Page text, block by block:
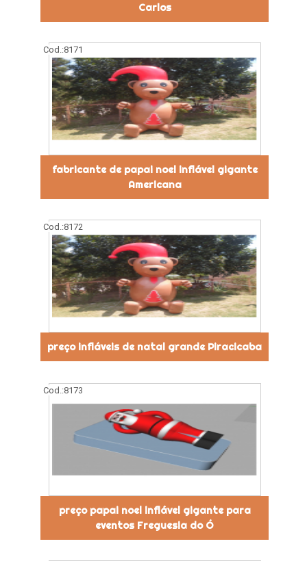
Carlos
Cod.:8171
fabricante de papai noel inflável gigante
Americana
Cod.:8172
preço infláveis de natal grande Piracicaba
Cod.:8173
preço papai noel inflável gigante para
eventos Freguesia do Ó